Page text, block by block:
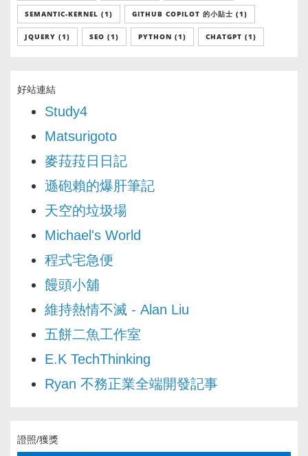
SEMANTIC-KERNEL (1) GITHUB COPILOT 的小貼士 (1)
JQUERY (1) SEO (1) PYTHON (1) CHATGPT (1)
好站連結
Study4
Matsurigoto
麥菈菈日日記
遜砲賴的爆肝筆記
天空的垃圾場
Michael's World
程式宅急便
饅頭小舖
維持熱情不滅 - Alan Liu
五餅二魚工作室
E.K TechThinking
Ryan 不務正業全端開發記事
證照/獲獎